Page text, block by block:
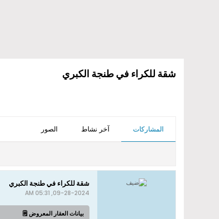
شقة للكراء في طنجة الكبري
المشاركات آخر نشاط الصور
شقة للكراء في طنجة الكبري
09-28-2024, 05:31 AM
بيانات العقار المعروض 🗒️